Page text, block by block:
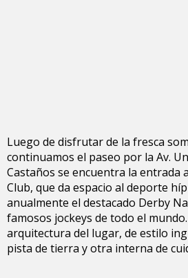
Luego de disfrutar de la fresca
continuamos el paseo por la Av.
Castaños se encuentra la entrada
Club, que da espacio al deporte
anualmente el destacado Derby
famosos jockeys de todo el
arquitectura del lugar, de estilo
pista de tierra y otra interna de